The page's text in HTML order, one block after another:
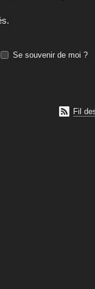
Se souvenir de moi ?
 Fil